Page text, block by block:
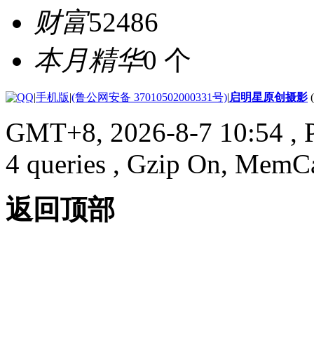
财富52486
本月精华0 个
|手机版|(鲁公网安备 37010502000331号)|启明星原创摄影
GMT+8, 2026-8-7 10:54 ,
4 queries , Gzip On,
返回顶部